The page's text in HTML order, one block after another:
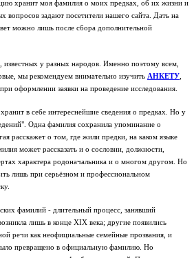
хранит моя фамилия о моих предках, об их жизни и
задают посетители нашего сайта. Дать на
можно лишь после сбора дополнительной
у разных народов. Именно поэтому всем,
мы рекомендуем внимательно изучить АНКЕТУ
оформлении заявки на проведение исследования.
в себе интереснейшие сведения о предках. Но у
Одна фамилия сохранила упоминание о
расскажет о том, где жили предки, на каком языке
может рассказать и о сословии, должности,
характера родоначальника и о многом другом. Но
лишь при серьёзном и профессиональном
фамилий - длительный процесс, занявший
лишь в конце XIX века; другие появились
речи как неофициальные семейные прозвания, и
превращено в официальную фамилию. Но